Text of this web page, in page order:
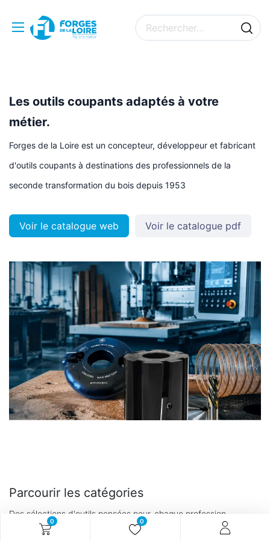
0 0
Les outils coupants adaptés à votre
métier.
Forges de la Loire est un concepteur, développeur et fabricant
d'outils coupants à destinations des professionnels de la
seconde transformation du bois depuis 1953
Voir le catalogue web Voir le catalogue pdf
Parcourir les catégories
Des sélections d'outils pensées pour chaque profession